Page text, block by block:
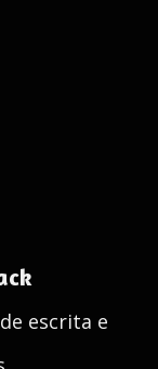
escrita e